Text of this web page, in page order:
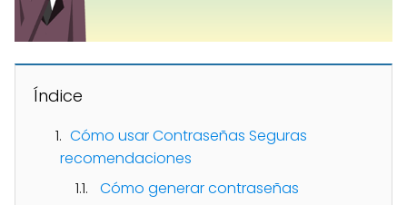
Índice
Cómo usar Contraseñas Seguras
recomendaciones
Cómo generar contraseñas